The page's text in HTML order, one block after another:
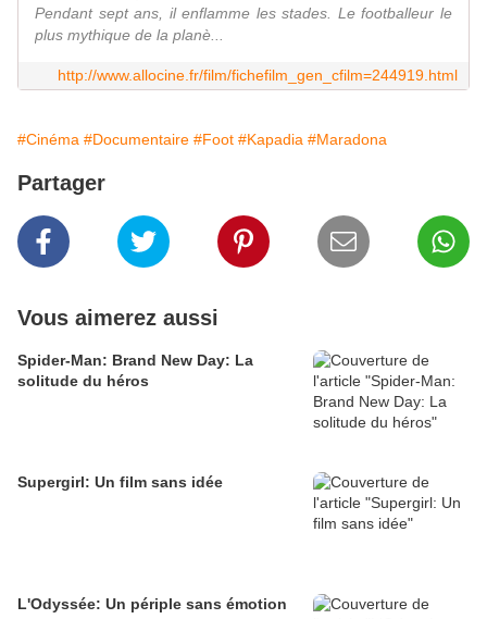
Pendant sept ans, il enflamme les stades. Le footballeur le
plus mythique de la planè...
http://www.allocine.fr/film/fichefilm_gen_cfilm=244919.html
#Cinéma #Documentaire #Foot #Kapadia #Maradona
Partager
Vous aimerez aussi
Spider-Man: Brand New Day: La
solitude du héros
Supergirl: Un film sans idée
L'Odyssée: Un périple sans émotion